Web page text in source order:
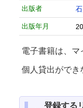
出版者
出版年月
電子書籍は、
個人貸出ができ
登録する